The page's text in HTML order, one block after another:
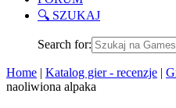
🔍 SZUKAJ
Search for:
Home | Katalog gier - recenzje |
naoliwiona alpaka